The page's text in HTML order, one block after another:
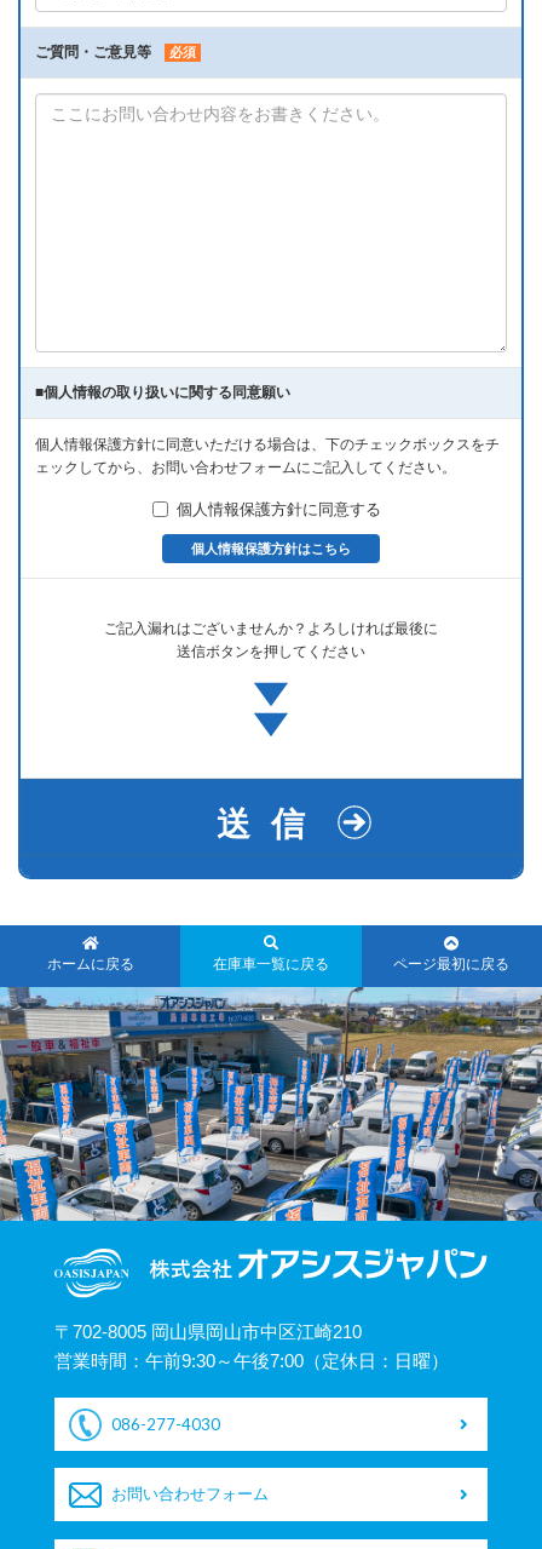
ご質問・ご意見等 必須
■個人情報の取り扱いに関する同意願い
個人情報保護方針に同意いただける場合は、下のチェックボックスをチ
ェックしてから、お問い合わせフォームにご記入してください。
個人情報保護方針に同意する
個人情報保護方針はこちら
ご記入漏れはございませんか？ よろしければ最後に
送信ボタンを押してください
ホームに戻る 在庫車一覧に戻る ページ最初に戻る
〒702-8005 岡山県岡山市中区江崎210
営業時間：午前9:30～午後7:00（定休日：日曜）
086-277-4030
お問い合わせフォーム